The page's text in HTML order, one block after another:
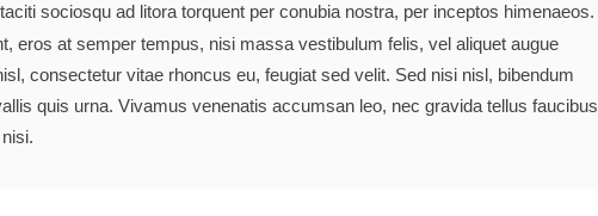
sociosqu ad litora torquent per conubia nostra, per inceptos himenaeos.
eros at semper tempus, nisi massa vestibulum felis, vel aliquet augue
consectetur vitae rhoncus eu, feugiat sed velit. Sed nisi nisl, bibendum
quis urna. Vivamus venenatis accumsan leo, nec gravida tellus faucibus